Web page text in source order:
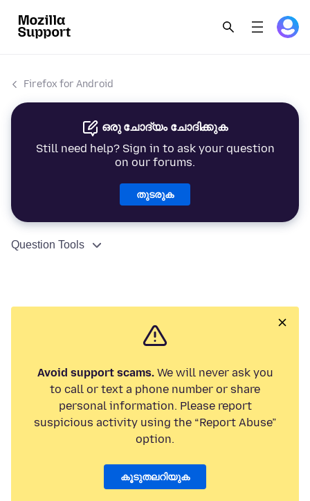
Firefox for Android
ഒരു ചോദ്യം ചോദിക്കുക
Still need help? Sign in to ask your question
on our forums.
തുടരുക
Question Tools
Avoid support scams.We will never ask you
to call or text a phone number or share
personal information. Please report
suspicious activity using the “Report Abuse”
option.
കൂടുതലറിയുക